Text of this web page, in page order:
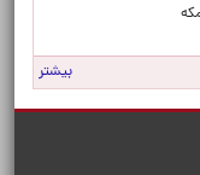
بیشتر